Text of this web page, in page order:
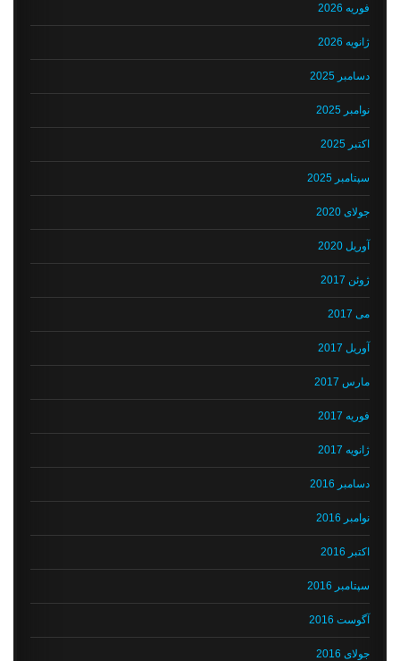
فوریه 2026
ژانویه 2026
دسامبر 2025
نوامبر 2025
اکتبر 2025
سپتامبر 2025
جولای 2020
آوریل 2020
ژوئن 2017
می 2017
آوریل 2017
مارس 2017
فوریه 2017
ژانویه 2017
دسامبر 2016
نوامبر 2016
اکتبر 2016
سپتامبر 2016
آگوست 2016
جولای 2016